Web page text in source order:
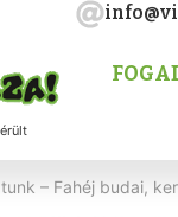
– Fahéj budai,